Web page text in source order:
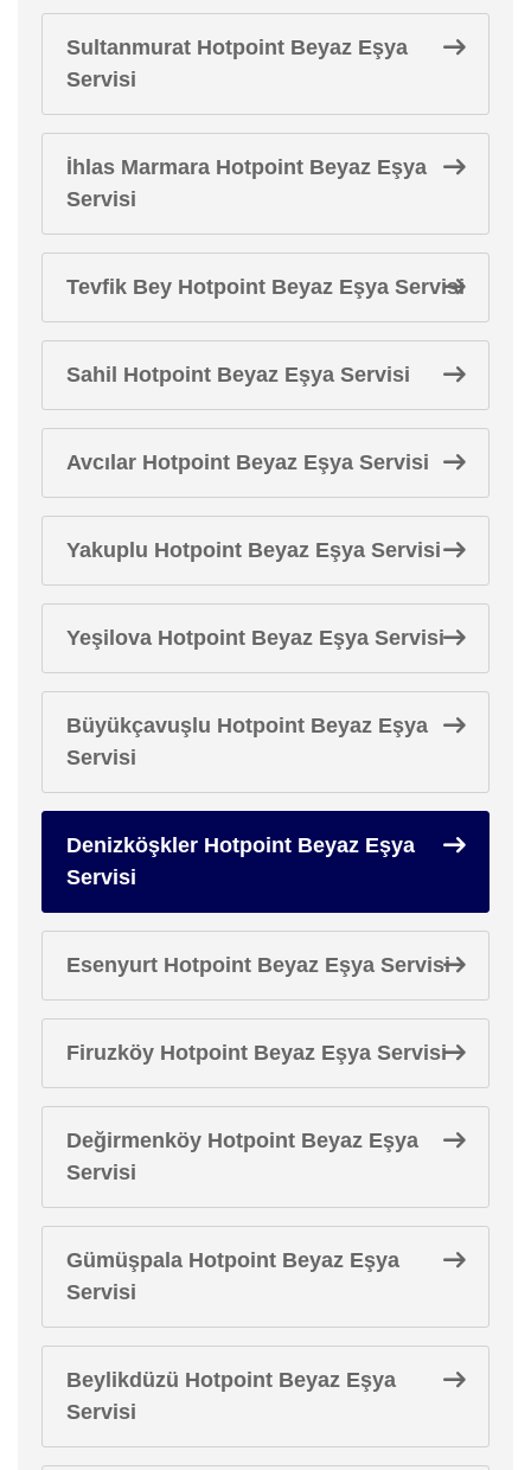
Sultanmurat Hotpoint Beyaz Eşya
Servisi
İhlas Marmara Hotpoint Beyaz Eşya
Servisi
Tevfik Bey Hotpoint Beyaz Eşya Servisi
Sahil Hotpoint Beyaz Eşya Servisi
Avcılar Hotpoint Beyaz Eşya Servisi
Yakuplu Hotpoint Beyaz Eşya Servisi
Yeşilova Hotpoint Beyaz Eşya Servisi
Büyükçavuşlu Hotpoint Beyaz Eşya
Servisi
Denizköşkler Hotpoint Beyaz Eşya
Servisi
Esenyurt Hotpoint Beyaz Eşya Servisi
Firuzköy Hotpoint Beyaz Eşya Servisi
Değirmenköy Hotpoint Beyaz Eşya
Servisi
Gümüşpala Hotpoint Beyaz Eşya
Servisi
Beylikdüzü Hotpoint Beyaz Eşya
Servisi